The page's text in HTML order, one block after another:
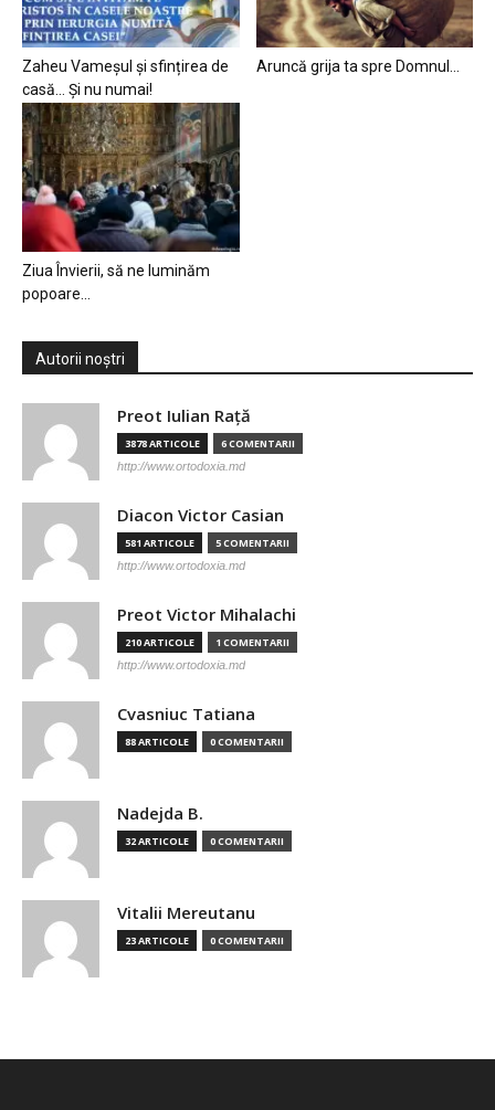
Zaheu Vameșul și sfințirea de
casă… Și nu numai!
Aruncă grija ta spre Domnul…
Ziua Învierii, să ne luminăm
popoare…
Autorii noștri
Preot Iulian Raţă
3878 ARTICOLE 6 COMENTARII
http://www.ortodoxia.md
Diacon Victor Casian
581 ARTICOLE 5 COMENTARII
http://www.ortodoxia.md
Preot Victor Mihalachi
210 ARTICOLE 1 COMENTARII
http://www.ortodoxia.md
Cvasniuc Tatiana
88 ARTICOLE 0 COMENTARII
Nadejda B.
32 ARTICOLE 0 COMENTARII
Vitalii Mereutanu
23 ARTICOLE 0 COMENTARII